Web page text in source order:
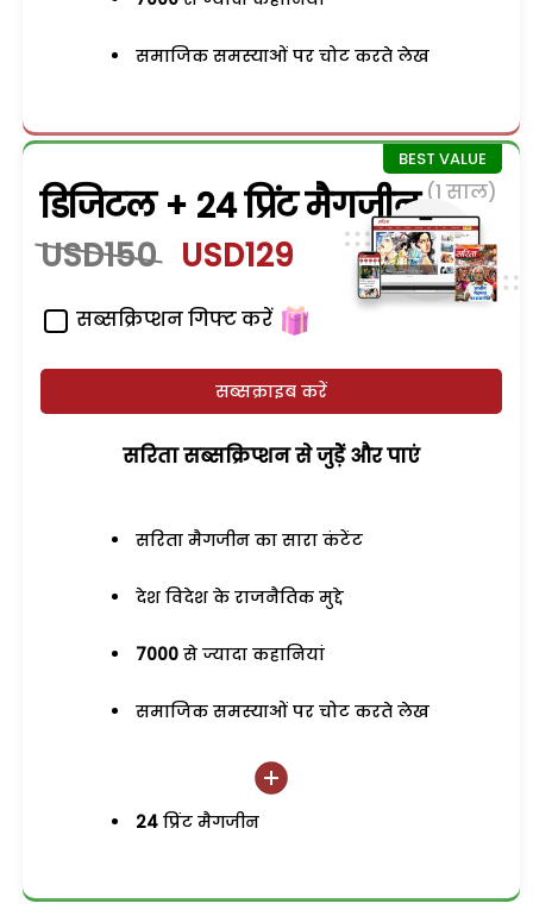
समाजिक समस्याओं पर चोट करते लेख
डिजिटल + 24 प्रिंट मैगजीन (1 साल)
USD150 USD129
सब्सक्रिप्शन गिफ्ट करें
सब्सक्राइब करें
सरिता सब्सक्रिप्शन से जुड़ेें और पाएं
सरिता मैगजीन का सारा कंटेंट
देश विदेश के राजनैतिक मुद्दे
7000 से ज्यादा कहानियां
समाजिक समस्याओं पर चोट करते लेख
24 प्रिंट मैगजीन